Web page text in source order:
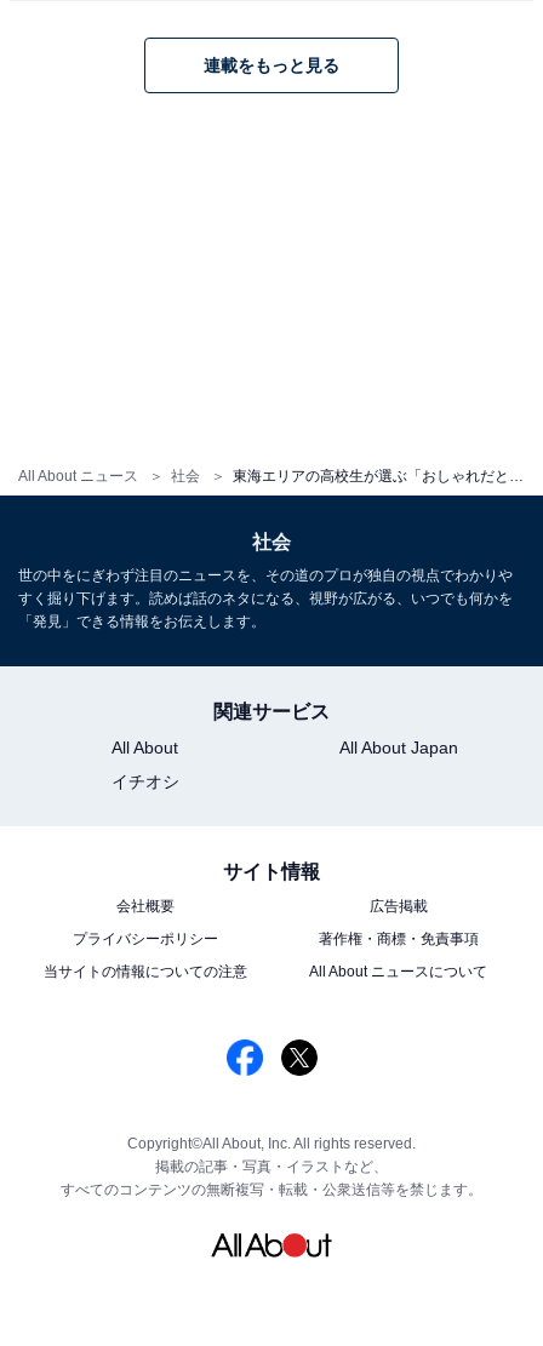
All About ニュース 社会 東海エリアの高校生が選ぶ「おしゃれだと思う大学」ランキング！ 3位「金城学院大学」、2位「お茶の水女子大学」、1位は2年連続で？
連載をもっと見る
社会
世の中をにぎわず注目のニュースを、その道のプロが独自の視点でわかりや
すく掘り下げます。読めば話のネタになる、視野が広がる、いつでも何かを
「発見」できる情報をお伝えします。
関連サービス
All About
All About Japan
イチオシ
サイト情報
会社概要
広告掲載
プライバシーポリシー
著作権・商標・免責事項
当サイトの情報についての注意
All About ニュースについて
Copyright©All About, Inc. All rights reserved.
掲載の記事・写真・イラストなど、
すべてのコンテンツの無断複写・転載・公衆送信等を禁じます。